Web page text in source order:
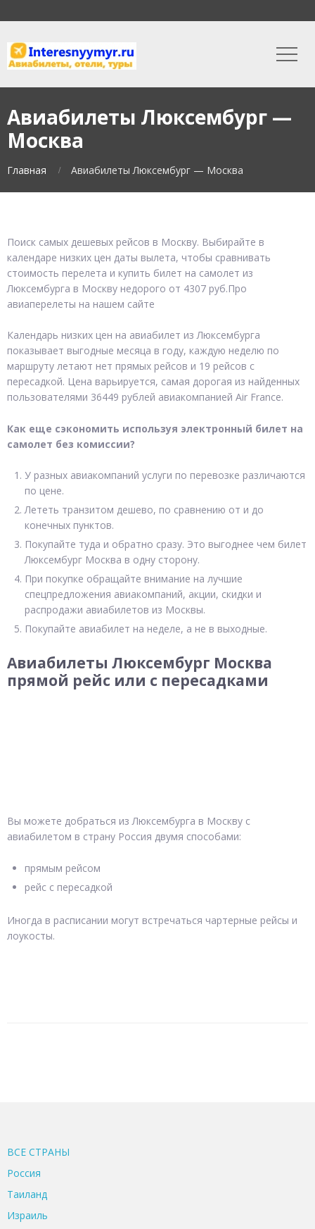
Авиабилеты Люксембург —
Москва
Главная Авиабилеты Люксембург — Москва
Поиск самых дешевых рейсов в Москву. Выбирайте в
календаре низких цен даты вылета, чтобы сравнивать
стоимость перелета и купить билет на самолет из
Люксембурга в Москву недорого от 4307 руб.Про
авиаперелеты на нашем сайте
Календарь низких цен на авиабилет из Люксембурга
показывает выгодные месяца в году, каждую неделю по
маршруту летают нет прямых рейсов и 19 рейсов с
пересадкой. Цена варьируется, самая дорогая из найденных
пользователями 36449 рублей авиакомпанией Air France.
Как еще сэкономить используя электронный билет на
самолет без комиссии?
У разных авиакомпаний услуги по перевозке различаются
по цене.
Лететь транзитом дешево, по сравнению от и до
конечных пунктов.
Покупайте туда и обратно сразу. Это выгоднее чем билет
Люксембург Москва в одну сторону.
При покупке обращайте внимание на лучшие
спецпредложения авиакомпаний, акции, скидки и
распродажи авиабилетов из Москвы.
Покупайте авиабилет на неделе, а не в выходные.
Авиабилеты Люксембург Москва
прямой рейс или с пересадками
Вы можете добраться из Люксембурга в Москву с
авиабилетом в страну Россия двумя способами:
прямым рейсом
рейс с пересадкой
Иногда в расписании могут встречаться чартерные рейсы и
лоукосты.
ВСЕ CТРАНЫ
Россия
Таиланд
Израиль